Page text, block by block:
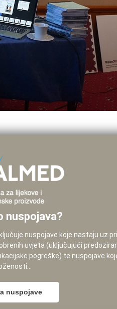
nuspojava?
nuspojave koje nastaju uz
uvjeta (uključujući
pogreške) te nuspojave
nuspojave